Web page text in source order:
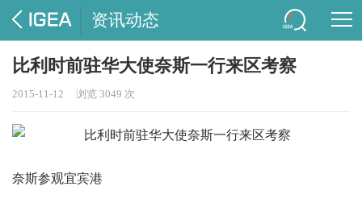
资讯动态
比利时前驻华大使奈斯一行来区考察
2015-11-12 浏览 3049 次
奈斯参观宜宾港